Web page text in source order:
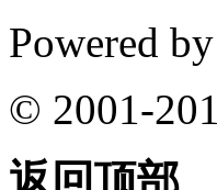
Powered by
© 2001-
返回顶部